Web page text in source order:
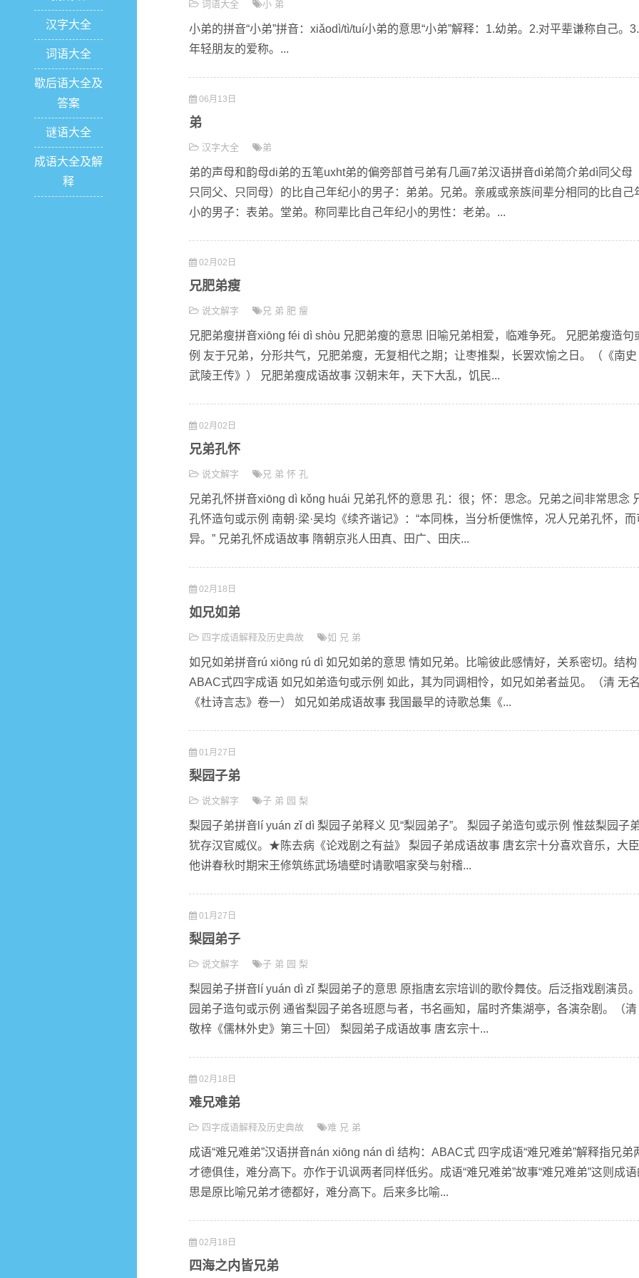
汉字大全
词语大全
歇后语大全及
答案
谜语大全
成语大全及解
释
词语大全 小 弟
小弟的拼音“小弟”拼音：xiǎodì/tì/tuí小弟的意思“小弟”解释：1.幼弟。2.对平辈谦称自己。
年轻朋友的爱称。...
06月13日
弟
汉字大全 弟
弟的声母和韵母di弟的五笔uxht弟的偏旁部首弓弟有几画7弟汉语拼音dì弟简介弟dì同父母
只同父、只同母）的比自己年纪小的男子：弟弟。兄弟。亲戚或亲族间辈分相同的比自己
小的男子：表弟。堂弟。称同辈比自己年纪小的男性：老弟。...
02月02日
兄肥弟瘦
说文解字 兄 弟 肥 瘦
兄肥弟瘦拼音xiōng féi dì shòu 兄肥弟瘦的意思 旧喻兄弟相爱，临难争死。 兄肥弟瘦造句
例 友于兄弟，分形共气，兄肥弟瘦，无复相代之期；让枣推梨，长罢欢愉之日。（《南史
武陵王传》） 兄肥弟瘦成语故事 汉朝末年，天下大乱，饥民...
02月02日
兄弟孔怀
说文解字 兄 弟 怀 孔
兄弟孔怀拼音xiōng dì kǒng huái 兄弟孔怀的意思 孔：很；怀：思念。兄弟之间非常思念
孔怀造句或示例 南朝·梁·吴均《续齐谐记》：“本同株，当分析便憔悴，况人兄弟孔怀，而
异。” 兄弟孔怀成语故事 隋朝京兆人田真、田广、田庆...
02月18日
如兄如弟
四字成语解释及历史典故 如 兄 弟
如兄如弟拼音rú xiōng rú dì 如兄如弟的意思 情如兄弟。比喻彼此感情好，关系密切。结构
ABAC式四字成语 如兄如弟造句或示例 如此，其为同调相怜，如兄如弟者益见。（清 无
《杜诗言志》卷一） 如兄如弟成语故事 我国最早的诗歌总集《...
01月27日
梨园子弟
说文解字 子 弟 园 梨
梨园子弟拼音lí yuán zǐ dì 梨园子弟释义 见“梨园弟子”。 梨园子弟造句或示例 惟兹梨园子弟
犹存汉官威仪。★陈去病《论戏剧之有益》 梨园子弟成语故事 唐玄宗十分喜欢音乐，大
他讲春秋时期宋王修筑练武场墙壁时请歌唱家癸与射稽...
01月27日
梨园弟子
说文解字 子 弟 园 梨
梨园弟子拼音lí yuán dì zǐ 梨园弟子的意思 原指唐玄宗培训的歌伶舞伎。后泛指戏剧演员
园弟子造句或示例 通省梨园子弟各班愿与者，书名画知，届时齐集湖亭，各演杂剧。（清
敬梓《儒林外史》第三十回） 梨园弟子成语故事 唐玄宗十...
02月18日
难兄难弟
四字成语解释及历史典故 难 兄 弟
成语“难兄难弟”汉语拼音nán xiōng nán dì 结构：ABAC式 四字成语“难兄难弟”解释指兄弟
才德俱佳，难分高下。亦作于讥讽两者同样低劣。成语“难兄难弟”故事“难兄难弟”这则成语
思是原比喻兄弟才德都好，难分高下。后来多比喻...
02月18日
四海之内皆兄弟